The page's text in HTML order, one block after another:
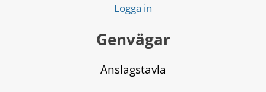
Logga in
Genvägar
Anslagstavla